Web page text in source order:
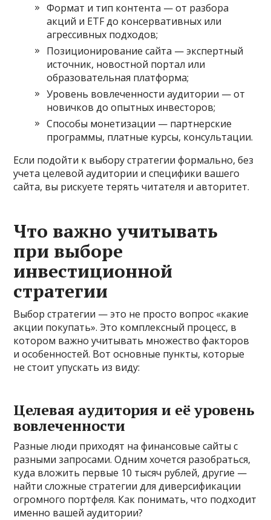
Формат и тип контента — от разбора
акций и ETF до консервативных или
агрессивных подходов;
Позиционирование сайта — экспертный
источник, новостной портал или
образовательная платформа;
Уровень вовлеченности аудитории — от
новичков до опытных инвесторов;
Способы монетизации — партнерские
программы, платные курсы, консультации.
Если подойти к выбору стратегии формально, без
учета целевой аудитории и специфики вашего
сайта, вы рискуете терять читателя и авторитет.
Что важно учитывать
при выборе
инвестиционной
стратегии
Выбор стратегии — это не просто вопрос «какие
акции покупать». Это комплексный процесс, в
котором важно учитывать множество факторов
и особенностей. Вот основные пункты, которые
не стоит упускать из виду:
Целевая аудитория и её уровень
вовлеченности
Разные люди приходят на финансовые сайты с
разными запросами. Одним хочется разобраться,
куда вложить первые 10 тысяч рублей, другие —
найти сложные стратегии для диверсификации
огромного портфеля. Как понимать, что подходит
именно вашей аудитории?